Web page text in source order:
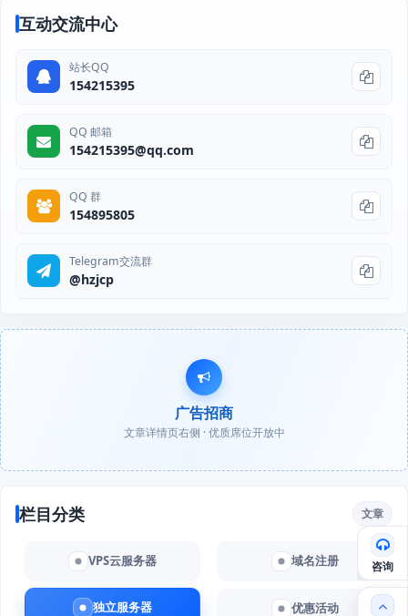
互动交流中心
站长QQ
154215395
QQ 邮箱
154215395@qq.com
QQ 群
154895805
Telegram交流群
@hzjcp
广告招商
文章详情页右侧 · 优质席位开放中
栏目分类 文章
VPS云服务器 域名注册
独立服务器 优惠活动
咨询